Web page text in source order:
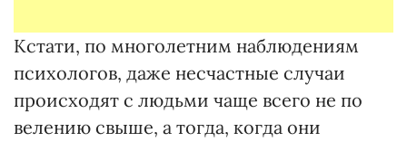
Кстати, по многолетним наблюдениям
психологов, даже несчастные случаи
происходят с людьми чаще всего не по
велению свыше, а тогда, когда они